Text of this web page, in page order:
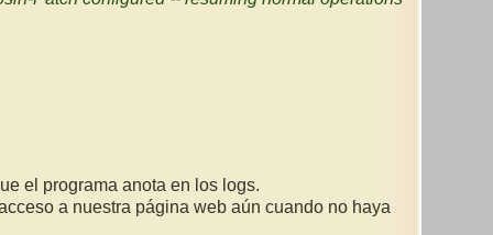
el programa anota en los logs.
a nuestra página web aún cuando no haya